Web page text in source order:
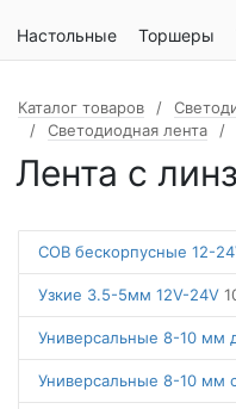
Настольные Торшеры
Каталог товаров
Светодиодная лента
Лента с
COB бескорпусные 12-
Узкие 3.5-5мм 12V-24V
Универсальные 8-10 мм
Универсальные 8-10 мм